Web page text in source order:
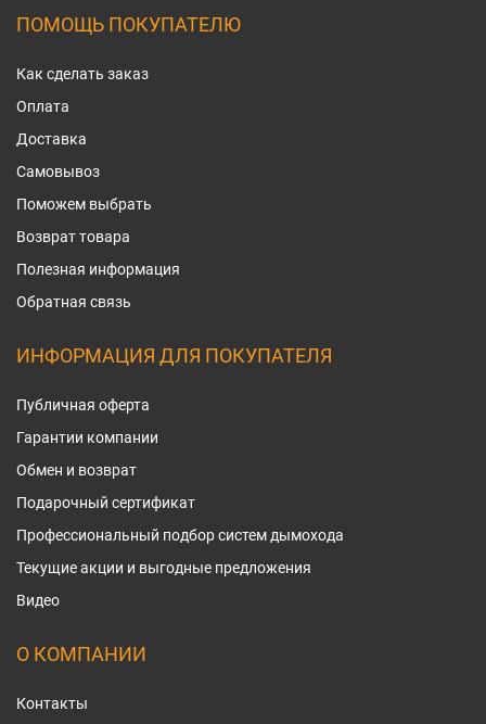
ПОМОЩЬ ПОКУПАТЕЛЮ
Как сделать заказ
Оплата
Доставка
Самовывоз
Поможем выбрать
Возврат товара
Полезная информация
Обратная связь
ИНФОРМАЦИЯ ДЛЯ ПОКУПАТЕЛЯ
Публичная оферта
Гарантии компании
Обмен и возврат
Подарочный сертификат
Профессиональный подбор систем дымохода
Текущие акции и выгодные предложения
Видео
О КОМПАНИИ
Контакты